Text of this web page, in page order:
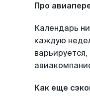
Про
Календарь
каждую
Как еще